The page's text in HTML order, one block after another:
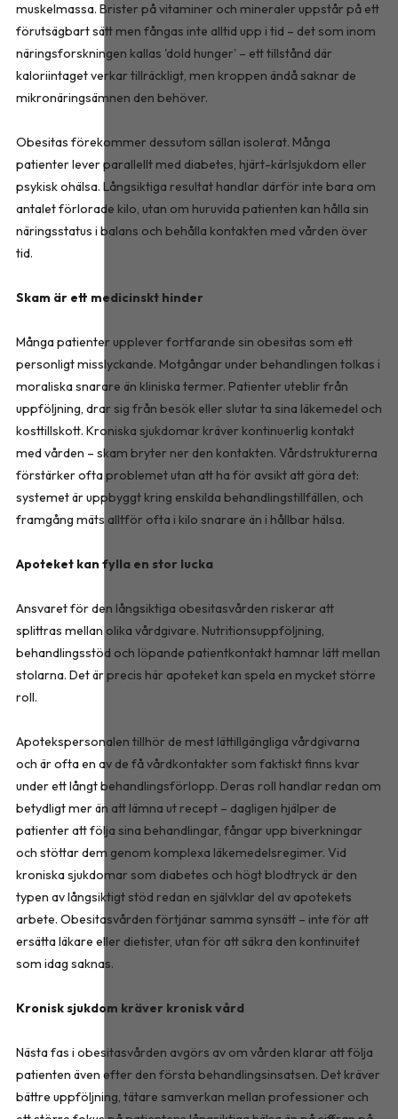
muskelmassa. Brister på vitaminer och mineraler uppstår på ett
förutsägbart sätt men fångas inte alltid upp i tid – det som inom
näringsforskningen kallas 'dold hunger' – ett tillstånd där
kaloriintaget verkar tillräckligt, men kroppen ändå saknar de
mikronäringsämnen den behöver.
Obesitas förekommer dessutom sällan isolerat. Många
patienter lever parallellt med diabetes, hjärt-kärlsjukdom eller
psykisk ohälsa. Långsiktiga resultat handlar därför inte bara om
antalet förlorade kilo, utan om huruvida patienten kan hålla sin
näringsstatus i balans och behålla kontakten med vården över
tid.
Skam är ett medicinskt hinder
Många patienter upplever fortfarande sin obesitas som ett
personligt misslyckande. Motgångar under behandlingen tolkas i
moraliska snarare än kliniska termer. Patienter uteblir från
uppföljning, drar sig från besök eller slutar ta sina läkemedel och
kosttillskott. Kroniska sjukdomar kräver kontinuerlig kontakt
med vården – skam bryter ner den kontakten. Vårdstrukturerna
förstärker ofta problemet utan att ha för avsikt att göra det:
systemet är uppbyggt kring enskilda behandlingstillfällen, och
framgång mäts alltför ofta i kilo snarare än i hållbar hälsa.
Apoteket kan fylla en stor lucka
Ansvaret för den långsiktiga obesitasvården riskerar att
splittras mellan olika vårdgivare. Nutritionsuppföljning,
behandlingsstöd och löpande patientkontakt hamnar lätt mellan
stolarna. Det är precis här apoteket kan spela en mycket större
roll.
Apotekspersonalen tillhör de mest lättillgängliga vårdgivarna
och är ofta en av de få vårdkontakter som faktiskt finns kvar
under ett långt behandlingsförlopp. Deras roll handlar redan om
betydligt mer än att lämna ut recept – dagligen hjälper de
patienter att följa sina behandlingar, fångar upp biverkningar
och stöttar dem genom komplexa läkemedelsregimer. Vid
kroniska sjukdomar som diabetes och högt blodtryck är den
typen av långsiktigt stöd redan en självklar del av apotekets
arbete. Obesitasvården förtjänar samma synsätt – inte för att
ersätta läkare eller dietister, utan för att säkra den kontinuitet
som idag saknas.
Kronisk sjukdom kräver kronisk vård
Nästa fas i obesitasvården avgörs av om vården klarar att följa
patienten även efter den första behandlingsinsatsen. Det kräver
bättre uppföljning, tätare samverkan mellan professioner och